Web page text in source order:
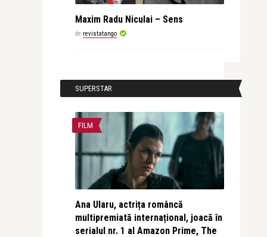
Maxim Radu Niculai – Sens
de revistatango
SUPERSTAR
FILM
Ana Ularu, actrița româncă
multipremiată internațional, joacă în
serialul nr. 1 al Amazon Prime, The